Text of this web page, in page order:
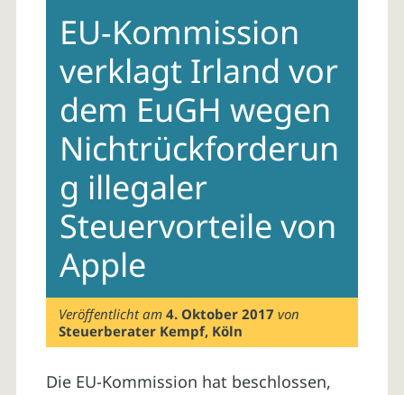
contentEU-Kommission
verklagt Irland vor
dem EuGH wegen
Nichtrückforderun
g illegaler
Steuervorteile von
Apple
Veröffentlicht am4. Oktober 2017 von
Steuerberater Kempf, Köln
Die EU-Kommission hat beschlossen,